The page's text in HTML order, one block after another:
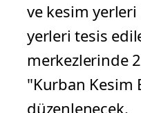
ve kesim yerleri
yerleri tesis
merkezlerinde
"Kurban Kesim
düzenlenecek.